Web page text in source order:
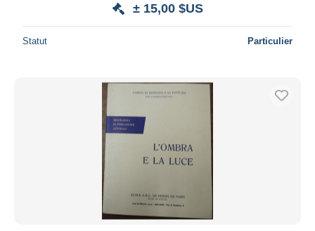
± 15,00 $US
Statut Particulier